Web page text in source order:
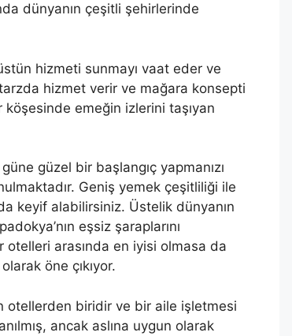
dünyanın çeşitli şehirlerinde
hizmeti sunmayı vaat eder ve
hizmet verir ve mağara konsepti
köşesinde emeğin izlerini taşıyan
güzel bir başlangıç yapmanızı
Geniş yemek çeşitliliği ile
keyif alabilirsiniz. Üstelik dünyanın
eşsiz şaraplarını
arasında en iyisi olmasa da
öne çıkıyor.
otellerden biridir ve bir aile işletmesi
ancak aslına uygun olarak